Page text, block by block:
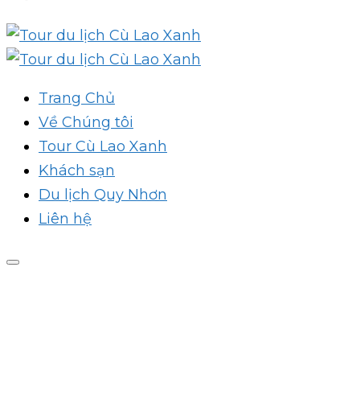
Trang Chủ
Về Chúng tôi
Tour Cù Lao Xanh
Khách sạn
Du lịch Quy Nhơn
Liên hệ